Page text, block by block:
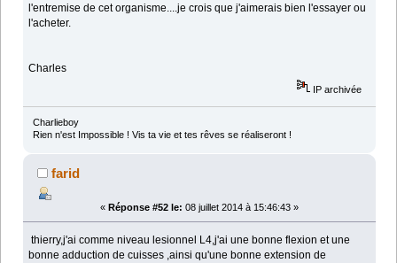
l'entremise de cet organisme....je crois que j'aimerais bien l'essayer ou
l'acheter.
Charles
IP archivée
Charlieboy
Rien n'est Impossible ! Vis ta vie et tes rêves se réaliseront !
farid
« Réponse #52 le: 08 juillet 2014 à 15:46:43 »
thierry,j'ai comme niveau lesionnel L4,j'ai une bonne flexion et une
bonne adduction de cuisses ,ainsi qu'une bonne extension de